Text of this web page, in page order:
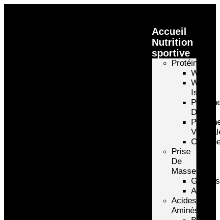
Accueil
Nutrition
sportive
Protéines
Whey
Whey
Isolate
D’oeuf
Prise
De
Masse
Gainers
Autre
Acides
Aminés